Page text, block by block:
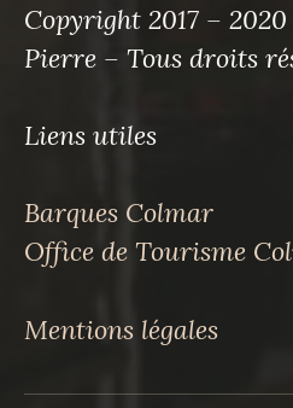
Copyright 2017 –
Pierre – Tous droits
Liens utiles
Barques Colmar
Office de Tourisme
Mentions légales